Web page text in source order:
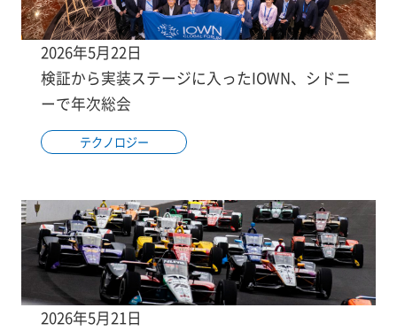
2026年5月22日
検証から実装ステージに入ったIOWN、シドニ
ーで年次総会
テクノロジー
2026年5月21日